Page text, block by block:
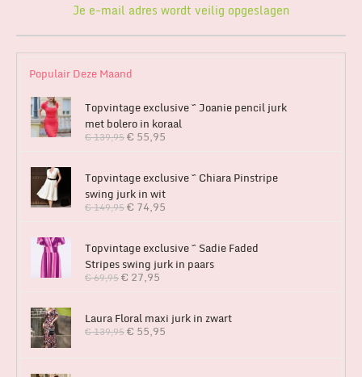
Je e-mail adres wordt veilig opgeslagen
Populair Deze Maand
Topvintage exclusive ~ Joanie pencil jurk
met bolero in koraal
€139,95€ 55,95
Topvintage exclusive ~ Chiara Pinstripe
swing jurk in wit
€149,95€ 74,95
Topvintage exclusive ~ Sadie Faded
Stripes swing jurk in paars
€69,95€ 27,95
Laura Floral maxi jurk in zwart
€139,95€ 55,95